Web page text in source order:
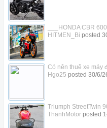
___HONDA CBR
HITMEN_Bi posted
Có nên thuê xe máy
Hgo25 posted 30/6/
Triumph StreetTwin
ThanhMotorposted